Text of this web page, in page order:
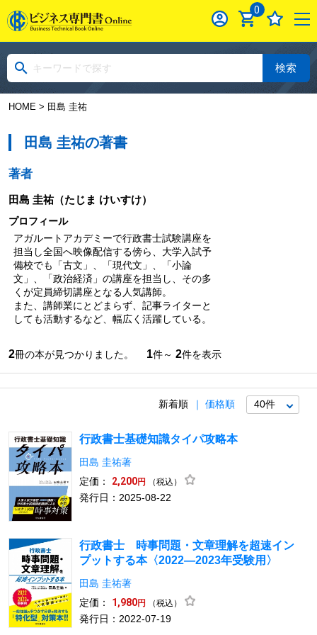
0
検索
HOME> 田島 圭祐
田島 圭祐の著書
著者
田島 圭祐（たじま けいすけ）
プロフィール
アガルートアカデミーで行政書士試験講座を
担当し全国へ映像配信する傍ら、大学入試予
備校でも「古文」、「現代文」、「小論
文」、「政治経済」の講座を担当し、その多
くが定員締切講座となる人気講師。
また、講師業にとどまらず、記事ライターと
しても活動するなど、幅広く活躍している。
2冊の本が見つかりました。 1件～ 2件を表示
新着順 価格順
行政書士基礎知識タイパ攻略本
田島 圭祐著
定価：
2,200円 （税込）
発行日：2025-08-22
行政書士 時事問題・文章理解を超速イン
プットする本〈2022―2023年受験用〉
田島 圭祐著
定価：
1,980円 （税込）
発行日：2022-07-19